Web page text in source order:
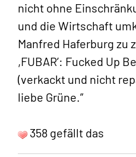
nicht ohne
und die Wirtschaft
Manfred Haferburg zu
,FUBAR’: Fucked Up
(verkackt und nicht
liebe Grüne.”
358 gefällt das